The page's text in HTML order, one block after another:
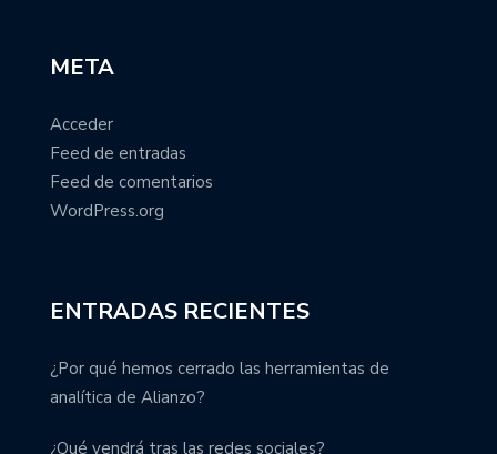
META
Acceder
Feed de entradas
Feed de comentarios
WordPress.org
ENTRADAS RECIENTES
¿Por qué hemos cerrado las herramientas de
analítica de Alianzo?
¿Qué vendrá tras las redes sociales?